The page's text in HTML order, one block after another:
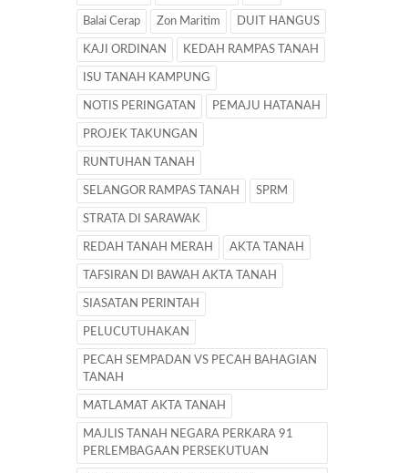
Balai Cerap Zon Maritim DUIT HANGUS
KAJI ORDINAN KEDAH RAMPAS TANAH
ISU TANAH KAMPUNG
NOTIS PERINGATAN PEMAJU HATANAH
PROJEK TAKUNGAN
RUNTUHAN TANAH
SELANGOR RAMPAS TANAH SPRM
STRATA DI SARAWAK
REDAH TANAH MERAH AKTA TANAH
TAFSIRAN DI BAWAH AKTA TANAH
SIASATAN PERINTAH
PELUCUTUHAKAN
PECAH SEMPADAN VS PECAH BAHAGIAN
TANAH
MATLAMAT AKTA TANAH
MAJLIS TANAH NEGARA PERKARA 91
PERLEMBAGAAN PERSEKUTUAN